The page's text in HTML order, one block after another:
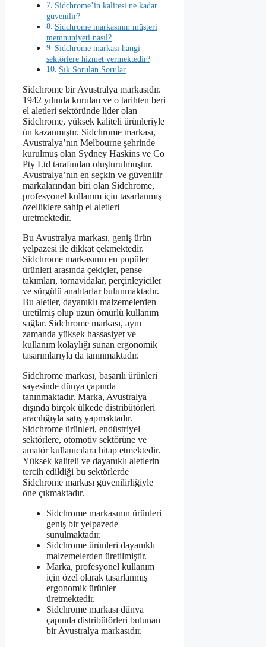
Sidchrome’in kalitesi ne kadar
güvenilir?
Sidchrome markasının müşteri
memnuniyeti nasıl?
Sidchrome markası hangi
sektörlere hizmet vermektedir?
Sık Sorulan Sorular
Sidchrome bir Avustralya markasıdır.
1942 yılında kurulan ve o tarihten beri
el aletleri sektöründe lider olan
Sidchrome, yüksek kaliteli ürünleriyle
ün kazanmıştır. Sidchrome markası,
Avustralya’nın Melbourne şehrinde
kurulmuş olan Sydney Haskins ve Co
Pty Ltd tarafından oluşturulmuştur.
Avustralya’nın en seçkin ve güvenilir
markalarından biri olan Sidchrome,
profesyonel kullanım için tasarlanmış
özelliklere sahip el aletleri
üretmektedir.
Bu Avustralya markası, geniş ürün
yelpazesi ile dikkat çekmektedir.
Sidchrome markasının en popüler
ürünleri arasında çekiçler, pense
takımları, tornavidalar, perçinleyiciler
ve sürgülü anahtarlar bulunmaktadır.
Bu aletler, dayanıklı malzemelerden
üretilmiş olup uzun ömürlü kullanım
sağlar. Sidchrome markası, aynı
zamanda yüksek hassasiyet ve
kullanım kolaylığı sunan ergonomik
tasarımlarıyla da tanınmaktadır.
Sidchrome markası, başarılı ürünleri
sayesinde dünya çapında
tanınmaktadır. Marka, Avustralya
dışında birçok ülkede distribütörleri
aracılığıyla satış yapmaktadır.
Sidchrome ürünleri, endüstriyel
sektörlere, otomotiv sektörüne ve
amatör kullanıcılara hitap etmektedir.
Yüksek kaliteli ve dayanıklı aletlerin
tercih edildiği bu sektörlerde
Sidchrome markası güvenilirliğiyle
öne çıkmaktadır.
Sidchrome markasının ürünleri
geniş bir yelpazede
sunulmaktadır.
Sidchrome ürünleri dayanıklı
malzemelerden üretilmiştir.
Marka, profesyonel kullanım
için özel olarak tasarlanmış
ergonomik ürünler
üretmektedir.
Sidchrome markası dünya
çapında distribütörleri bulunan
bir Avustralya markasıdır.